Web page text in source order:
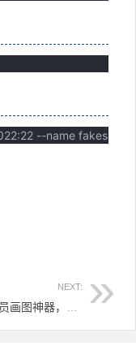
--name fakessh
NEXT: